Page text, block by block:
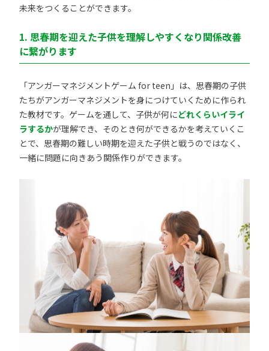
未来をつくることができます。
1. 思春期を迎えた子供を理解しやすくなり関係改善
に繋がります
「アンガーマネジメントゲーム for teen」は、思春期の子供
たちがアンガーマネジメントを身につけていくために作られ
た教材です。ゲームを通して、子供が何にどれくらいイライ
ラするかが理解でき、そのとき何ができるかを考えていくこ
とで、思春期の難しい時期を迎えた子供と戦うのではなく、
一緒に問題に向きあう関係作りができます。